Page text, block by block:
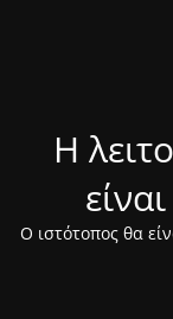
Η
Ο ιστότοπος θα